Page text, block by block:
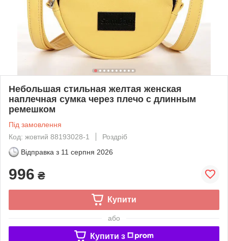
Небольшая стильная желтая женская
наплечная сумка через плечо с длинным
ремешком
Під замовлення
Код: жовтий 88193028-1
Роздріб
Відправка з 11 серпня 2026
996 ₴
Купити
або
Купити з